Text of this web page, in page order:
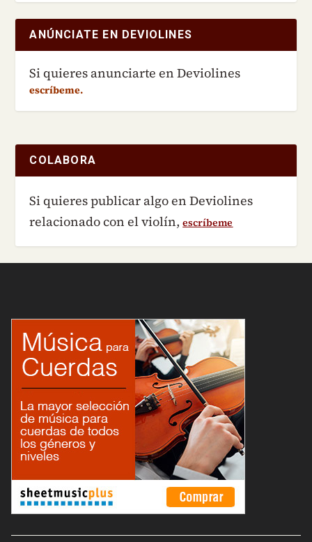
ANÚNCIATE EN DEVIOLINES
Si quieres anunciarte en Deviolines
escríbeme.
COLABORA
Si quieres publicar algo en Deviolines
relacionado con el violín,escríbeme